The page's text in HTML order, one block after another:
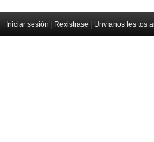
Iniciar sesión Rexistrase Unvíanos les tos